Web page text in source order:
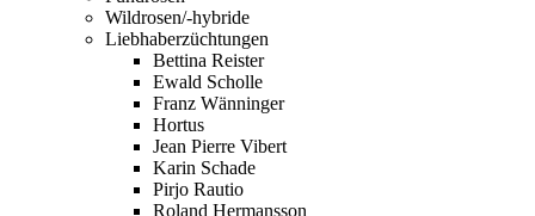
Wildrosen/-hybride
Liebhaberzüchtungen
Bettina Reister
Ewald Scholle
Franz Wänninger
Hortus
Jean Pierre Vibert
Karin Schade
Pirjo Rautio
Roland Hermansson